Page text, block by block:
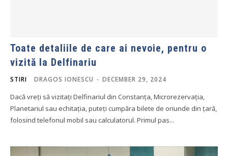
Toate detaliile de care ai nevoie, pentru o
vizită la Delfinariu
STIRI DRAGOS IONESCU - DECEMBER 29, 2024
Dacă vreți să vizitați Delfinariul din Constanța, Microrezervația,
Planetariul sau echitația, puteți cumpăra bilete de oriunde din țară,
folosind telefonul mobil sau calculatorul. Primul pas...